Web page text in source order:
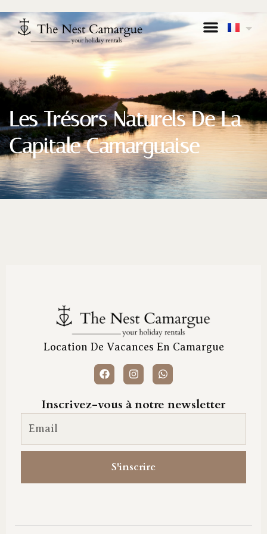
Les Trésors Naturels De La
Capitale Camarguaise
Location De Vacances En Camargue
Inscrivez-vous à notre newsletter
S'inscrire